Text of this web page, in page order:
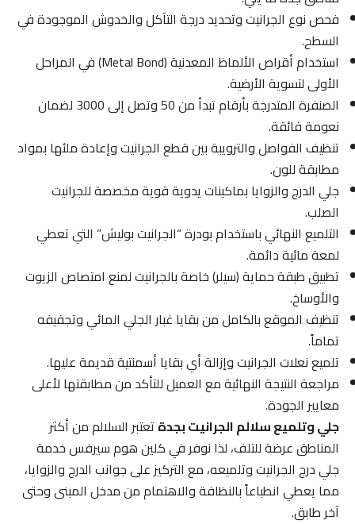
فحص نوع الجرانيت وتحديد درجة التآكل والخدوش الموجودة في
السطح.
استخدام أقراص الألماظ المعدنية (Metal Bond) في المراحل
الأولى لتسوية الأرضية.
الصنفرة المتدرجة بأرقام تبدأ من 50 وتصل إلى 3000 لضمان
نعومة فائقة.
تنظيف الفواصل والترويبة بين قطع الجرانيت وإعادة ملئها بمواد
مطابقة للون.
جلي الدرج والزوايا بماكينات يدوية قوية مخصصة للجرانيت
الصلب.
التلميع النهائي باستخدام بودرة “الجرانيت بوليش” التي تعطي
لمعة مائية دائمة.
تطبيق طبقة حماية (سيلر) خاصة بالجرانيت لمنع امتصاص الزيوت
والأوساخ.
تنظيف الموقع بالكامل من بقايا غبار الجلي المائي وتجفيفه
تماماً.
تلميع نعلات الجرانيت وإزالة أي بقايا أسمنتية قديمة عليها.
مراجعة النتيجة النهائية مع العميل للتأكد من مطابقتها لأعلى
معايير الجودة.
جلي وتلميع سلالم الجرانيت بجدةتعتبر السلالم من أكثر
المناطق عرضة للتلف، لذا نوفر في كلين هوم سيرفس خدمة
جلي درج الجرانيت وتلميعه، مع التركيز على جوانب الدرج والزوايا،
مما يعطي انطباعاً بالنظافة والاهتمام من مدخل المبنى وحتى
آخر طابق.